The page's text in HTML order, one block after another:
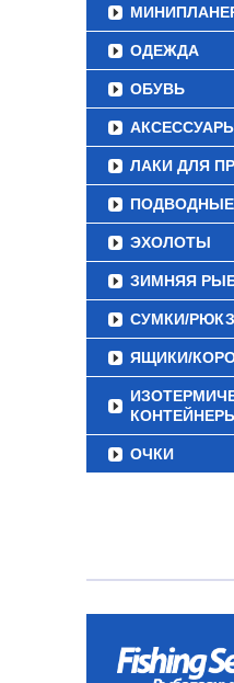
ОДЕЖДА
ОБУВЬ
ЛАКИ ДЛЯ
ЭХОЛОТЫ
ЗИМНЯЯ
СУМКИ/
ЯЩИКИ/
ОЧКИ